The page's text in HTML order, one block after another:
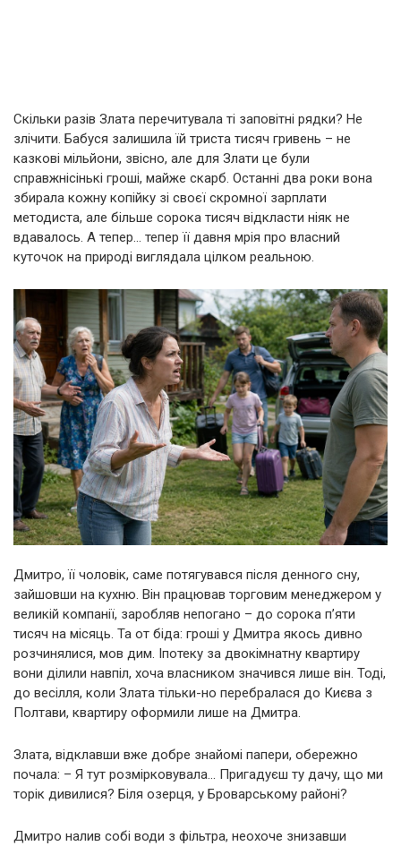
Скільки разів Злата перечитувала ті заповітні рядки? Не
злічити. Бабуся залишила їй триста тисяч гривень – не
казкові мільйони, звісно, але для Злати це були
справжнісінькі гроші, майже скарб. Останні два роки вона
збирала кожну копійку зі своєї скромної зарплати
методиста, але більше сорока тисяч відкласти ніяк не
вдавалось. А тепер… тепер її давня мрія про власний
куточок на природі виглядала цілком реальною.
Дмитро, її чоловік, саме потягувався після денного сну,
зайшовши на кухню. Він працював торговим менеджером у
великій компанії, заробляв непогано – до сорока п’яти
тисяч на місяць. Та от біда: гроші у Дмитра якось дивно
розчинялися, мов дим. Іпотеку за двокімнатну квартиру
вони ділили навпіл, хоча власником значився лише він. Тоді,
до весілля, коли Злата тільки-но перебралася до Києва з
Полтави, квартиру оформили лише на Дмитра.
Злата, відклавши вже добре знайомі папери, обережно
почала: – Я тут розмірковувала… Пригадуєш ту дачу, що ми
торік дивилися? Біля озерця, у Броварському районі?
Дмитро налив собі води з фільтра, неохоче знизавши